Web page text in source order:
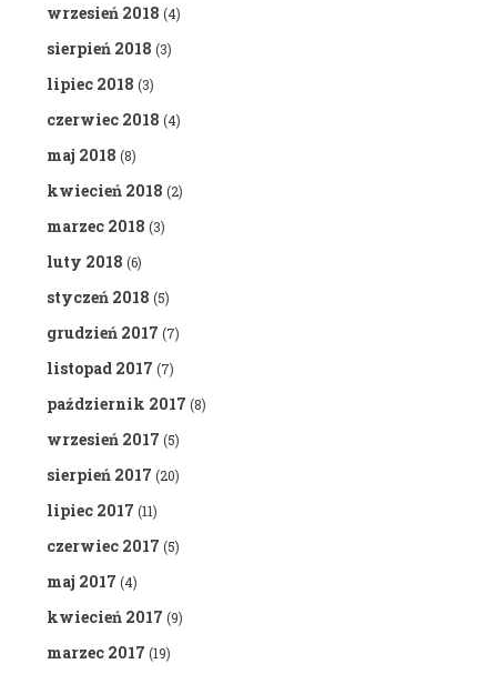
wrzesień 2018 (4)
sierpień 2018 (3)
lipiec 2018 (3)
czerwiec 2018 (4)
maj 2018 (8)
kwiecień 2018 (2)
marzec 2018 (3)
luty 2018 (6)
styczeń 2018 (5)
grudzień 2017 (7)
listopad 2017 (7)
październik 2017 (8)
wrzesień 2017 (5)
sierpień 2017 (20)
lipiec 2017 (11)
czerwiec 2017 (5)
maj 2017 (4)
kwiecień 2017 (9)
marzec 2017 (19)